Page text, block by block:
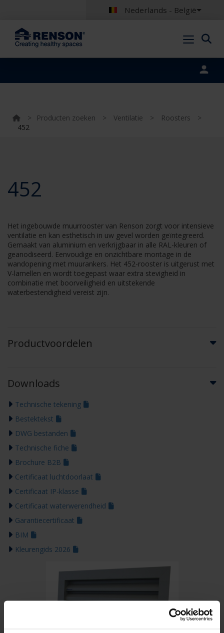
Nederlands - België
> Producten zoeken > Ventilatie > Roosters
>
452
452
Het ingebouwde muurrooster van Renson zorgt voor intensieve
ventilatie en kan esthetisch in uw gevel worden geïntegreerd.
Gemaakt van aluminium en verkrijgbaar in alle RAL-kleuren of
geanodiseerd. Eenvoudige en onzichtbare montage in de
wandopening met muurankers. Het 452-rooster is uitgerust met
V-lamellen en wordt toegepast waar extra stevigheid in
combinatie met boorveiligheid en uitstekende
waterbestendigheid vereist zijn.
Productvoordelen
Downloads
Technische tekening
Bestektekst
DWG bestanden
Technische fiche
Brochure B2B
Certificaat luchtdoorlaat
Certificaat IP-klasse
Certificaat waterwerendheid
Garantiecertificaat
BIM
Kleurengids 2026